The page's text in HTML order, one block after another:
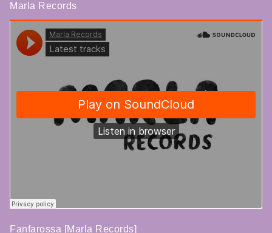
Marla Records
Fanfarossa [Marla Records]